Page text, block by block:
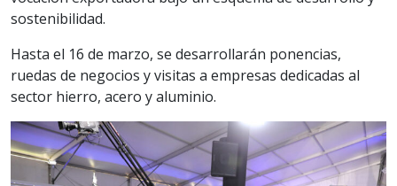
sostenibilidad.
Hasta el 16 de marzo, se desarrollarán ponencias,
ruedas de negocios y visitas a empresas dedicadas al
sector hierro, acero y aluminio.